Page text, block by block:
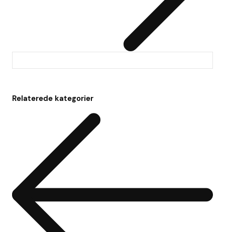
Relaterede kategorier